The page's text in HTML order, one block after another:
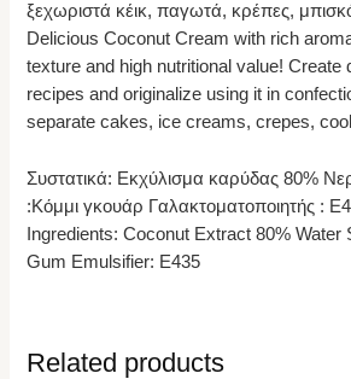
ξεχωριστά κέικ, παγωτά, κρέπες,
Delicious Coconut Cream with rich
texture and high nutritional value! Create
recipes and originalize using it in
separate cakes, ice creams, crepes,
Συστατικά: Εκχύλισμα καρύδας 80%
:Κόμμι γκουάρ Γαλακτοματοποιητής :
Ingredients: Coconut Extract 80% Water
Gum Emulsifier: E435
Related products